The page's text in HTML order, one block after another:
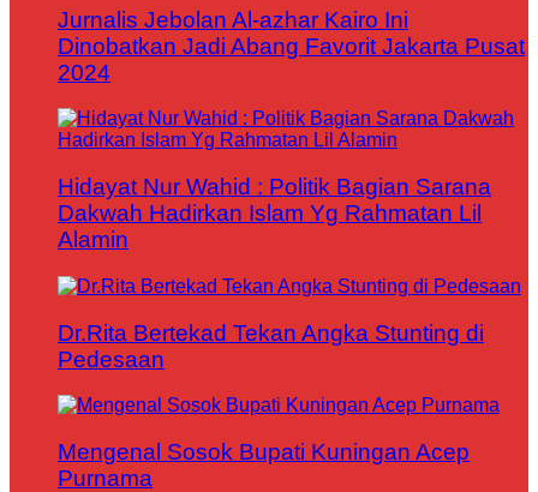
Jurnalis Jebolan Al-azhar Kairo Ini
Dinobatkan Jadi Abang Favorit Jakarta Pusat
2024
Hidayat Nur Wahid : Politik Bagian Sarana
Dakwah Hadirkan Islam Yg Rahmatan Lil
Alamin
Dr.Rita Bertekad Tekan Angka Stunting di
Pedesaan
Mengenal Sosok Bupati Kuningan Acep
Purnama